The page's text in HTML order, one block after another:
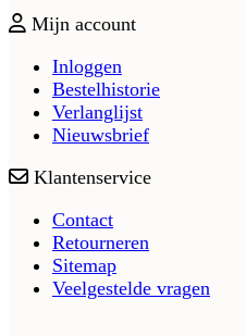
Mijn account
Inloggen
Bestelhistorie
Verlanglijst
Nieuwsbrief
Klantenservice
Contact
Retourneren
Sitemap
Veelgestelde vragen